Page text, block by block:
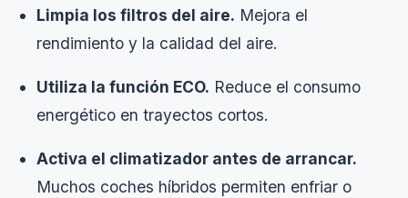
Limpia los filtros del aire. Mejora el
rendimiento y la calidad del aire.
Utiliza la función ECO. Reduce el consumo
energético en trayectos cortos.
Activa el climatizador antes de arrancar.
Muchos coches híbridos permiten enfriar o